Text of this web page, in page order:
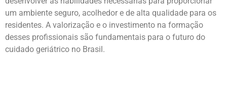
um ambiente seguro, acolhedor e de alta qualidade para os
residentes. A valorização e o investimento na formação
desses profissionais são fundamentais para o futuro do
cuidado geriátrico no Brasil.